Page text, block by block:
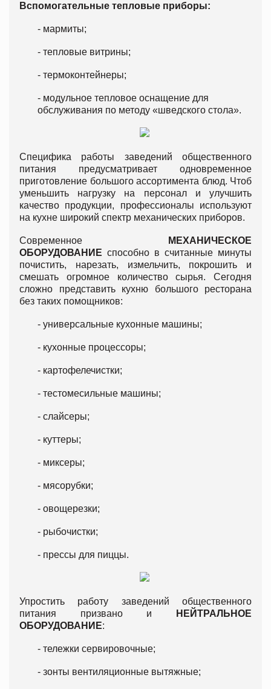
Вспомогательные тепловые приборы:
- мармиты;
- тепловые витрины;
- термоконтейнеры;
- модульное тепловое оснащение для
обслуживания по методу «шведского стола».
Специфика работы заведений общественного
питания предусматривает одновременное
приготовление большого ассортимента блюд. Чтоб
уменьшить нагрузку на персонал и улучшить
качество продукции, профессионалы используют
на кухне широкий спектр механических приборов.
Современное
МЕХАНИЧЕСКОЕ
ОБОРУДОВАНИЕ способно в считанные минуты
почистить, нарезать, измельчить, покрошить и
смешать огромное количество сырья. Сегодня
сложно представить кухню большого ресторана
без таких помощников:
- универсальные кухонные машины;
- кухонные процессоры;
- картофелечистки;
- тестомесильные машины;
- слайсеры;
- куттеры;
- миксеры;
- мясорубки;
- овощерезки;
- рыбочистки;
- прессы для пиццы.
Упростить работу заведений общественного
питания призвано и
НЕЙТРАЛЬНОЕ
ОБОРУДОВАНИЕ:
- тележки сервировочные;
- зонты вентиляционные вытяжные;